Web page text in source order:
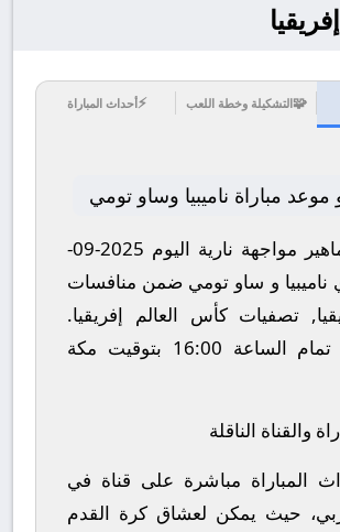
🧩التشكيلة وخطة اللعب ⚡أحداث المباراة
مباراة ناميبيا وساو تومي
تترقب الجماهير مواجهة نارية اليوم 2025-09-
ناميبيا و ساو تومي ضمن منافسات
تصفيات كأس العالم إفريقيا.
تنطلق في تمام الساعة 16:00 بتوقيت مكة
والقناة الناقلة
المباراة مباشرة على قناة في
حيث يمكن لعشاق كرة القدم